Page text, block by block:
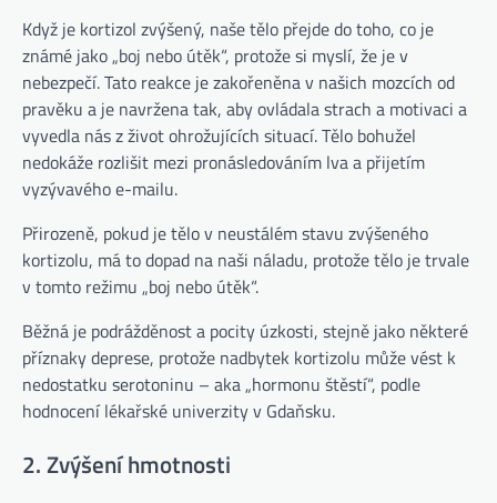
Když je kortizol zvýšený, naše tělo přejde do toho, co je
známé jako „boj nebo útěk“, protože si myslí, že je v
nebezpečí. Tato reakce je zakořeněna v našich mozcích od
pravěku a je navržena tak, aby ovládala strach a motivaci a
vyvedla nás z život ohrožujících situací. Tělo bohužel
nedokáže rozlišit mezi pronásledováním lva a přijetím
vyzývavého e-mailu.
Přirozeně, pokud je tělo v neustálém stavu zvýšeného
kortizolu, má to dopad na naši náladu, protože tělo je trvale
v tomto režimu „boj nebo útěk“.
Běžná je podrážděnost a pocity úzkosti, stejně jako některé
příznaky deprese, protože nadbytek kortizolu může vést k
nedostatku serotoninu – aka „hormonu štěstí“, podle
hodnocení lékařské univerzity v Gdaňsku.
2. Zvýšení hmotnosti